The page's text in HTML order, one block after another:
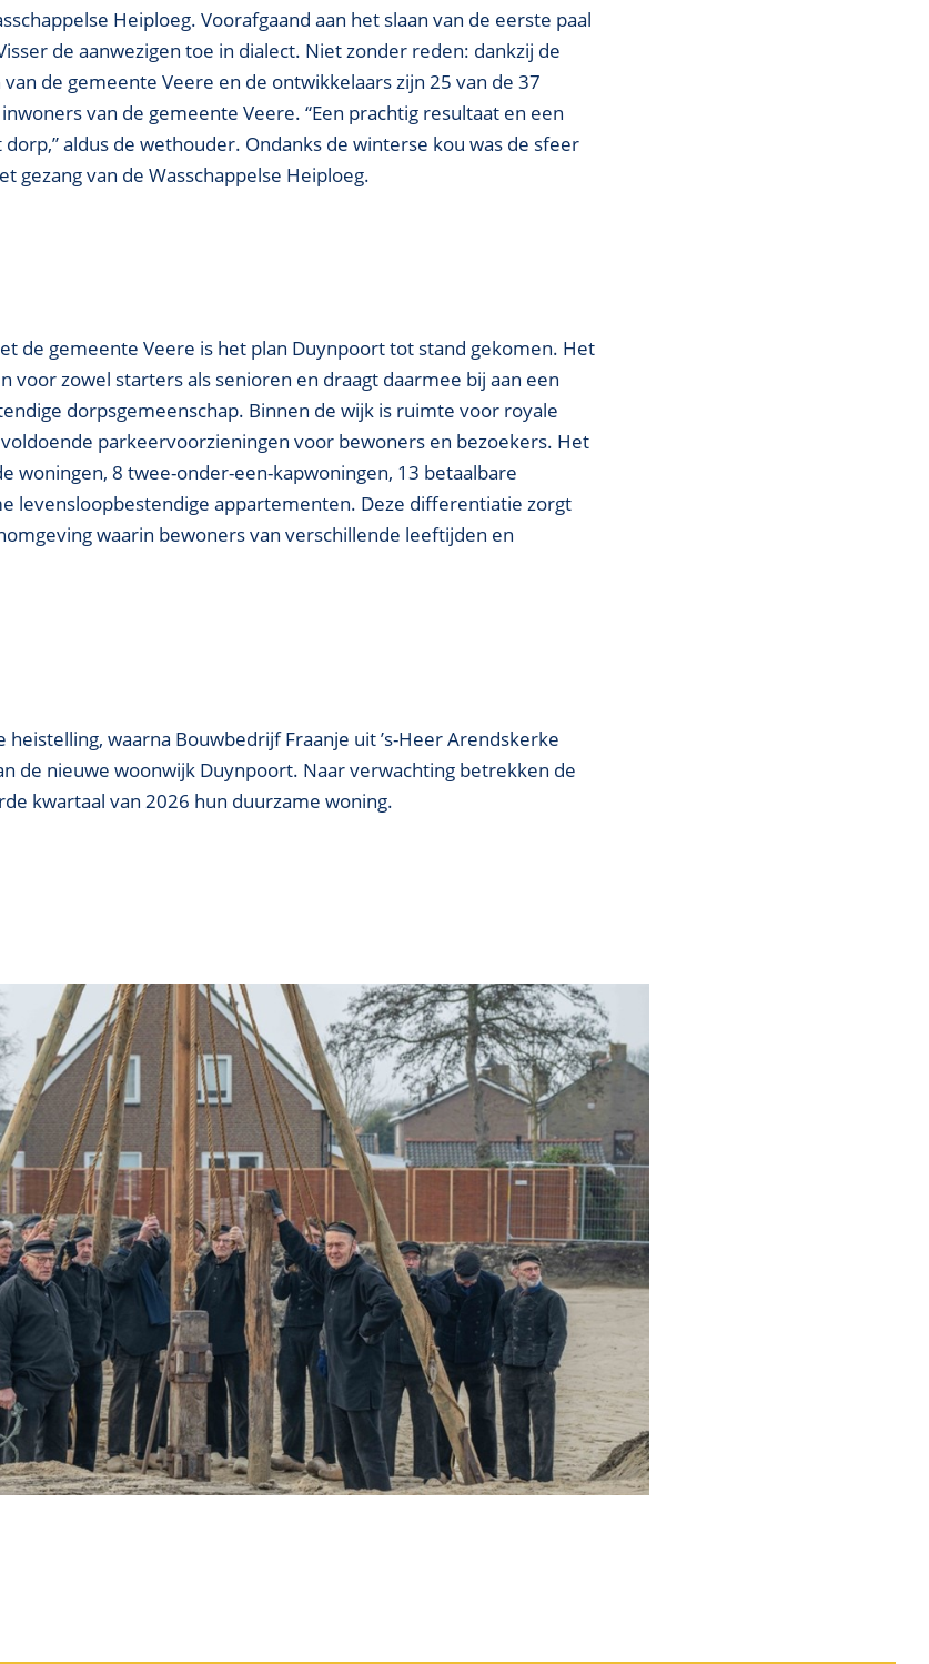
Heiploeg. Voorafgaand aan het slaan van de eerste paal
de aanwezigen toe in dialect. Niet zonder reden: dankzij de
de gemeente Veere en de ontwikkelaars zijn 25 van de 37
van de gemeente Veere. “Een prachtig resultaat en een
aldus de wethouder. Ondanks de winterse kou was de sfeer
gezang van de Wasschappelse Heiploeg.
de gemeente Veere is het plan Duynpoort tot stand gekomen. Het
voor zowel starters als senioren en draagt daarmee bij aan een
dorpsgemeenschap. Binnen de wijk is ruimte voor royale
parkeervoorzieningen voor bewoners en bezoekers. Het
woningen, 8 twee-onder-een-kapwoningen, 13 betaalbare
levensloopbestendige appartementen. Deze differentiatie zorgt
waarin bewoners van verschillende leeftijden en
waarna Bouwbedrijf Fraanje uit ’s-Heer Arendskerke
de nieuwe woonwijk Duynpoort. Naar verwachting betrekken de
kwartaal van 2026 hun duurzame woning.